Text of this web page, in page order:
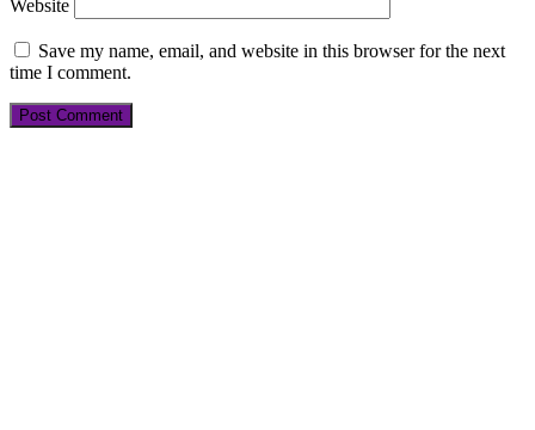
Website
Save my name, email, and website in this browser for the next
time I comment.